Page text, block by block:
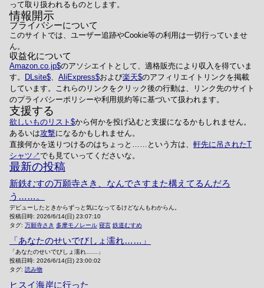
って取り扱われるものとします。
情報開示
プライバシーについて
このサイトでは、ユーザー追跡やCookie等の利用は一切行っていませ
ん。
収益化について
Amazon.co.jp のアソシエイトとして、適格販売により収入を得ていま
す。
DLsite 、 AliExpress および楽天 のアフィリエイトリンクを掲載
しています。これらのリンクをクリック後の行動は、リンク先のサイト
のプライバシーポリシーや利用規約等に基づいて扱われます。
支援する
欲しいものリスト
から何かを投げ込むと支援になるかもしれません。
あるいは攻撃になるかもしれません。
直接何かを送りつけるのはちょっと……という方は、 軒先に吊されたT
シャツ
でも見ていってくださいな。
最新の投稿
新鉄むすの万願寺さき、なんでさすまた構えてるんだろ
う……。
デビューしたときからずっと気になってるけどなんもわからん。
投稿日時: 2026/6/14(日) 23:07:10
タグ: 万願寺さき 多摩モノレール 寝言 鉄道むすめ
「あなたのせいでびしょ濡れ……」
「あなたのせいでびしょ濡れ……」
投稿日時: 2026/6/14(日) 23:00:02
タグ: 読み物
ヒスイ海岸に行った